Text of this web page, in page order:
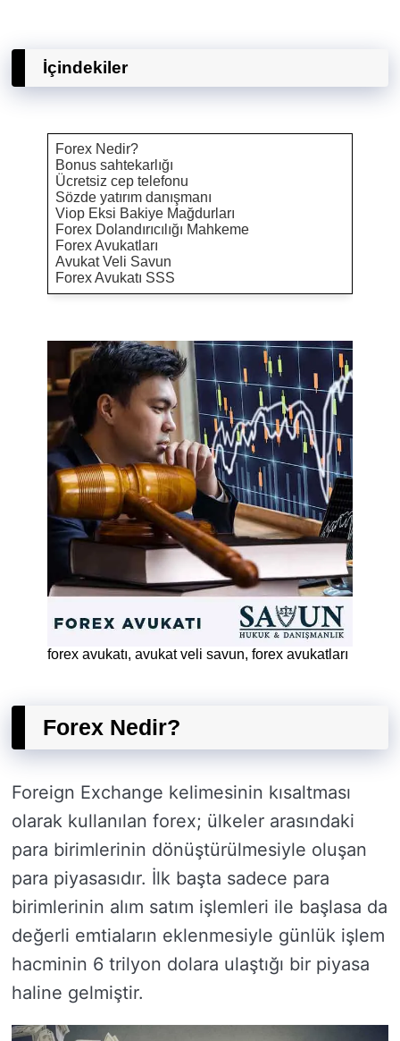
İçindekiler
Forex Nedir?
Bonus sahtekarlığı
Ücretsiz cep telefonu
Sözde yatırım danışmanı
Viop Eksi Bakiye Mağdurları
Forex Dolandırıcılığı Mahkeme
Forex Avukatları
Avukat Veli Savun
Forex Avukatı SSS
forex avukatı, avukat veli savun, forex avukatları
Forex Nedir?
Foreign Exchange kelimesinin kısaltması
olarak kullanılan forex; ülkeler arasındaki
para birimlerinin dönüştürülmesiyle oluşan
para piyasasıdır. İlk başta sadece para
birimlerinin alım satım işlemleri ile başlasa da
değerli emtiaların eklenmesiyle günlük işlem
hacminin 6 trilyon dolara ulaştığı bir piyasa
haline gelmiştir.